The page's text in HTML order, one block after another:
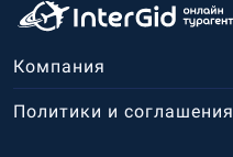
Компания
Политики и соглашения